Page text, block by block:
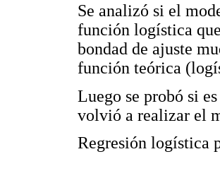
Se analizó si el
función logística
bondad de ajuste
función teórica
Luego se probó si
volvió a realizar el
Regresión logística